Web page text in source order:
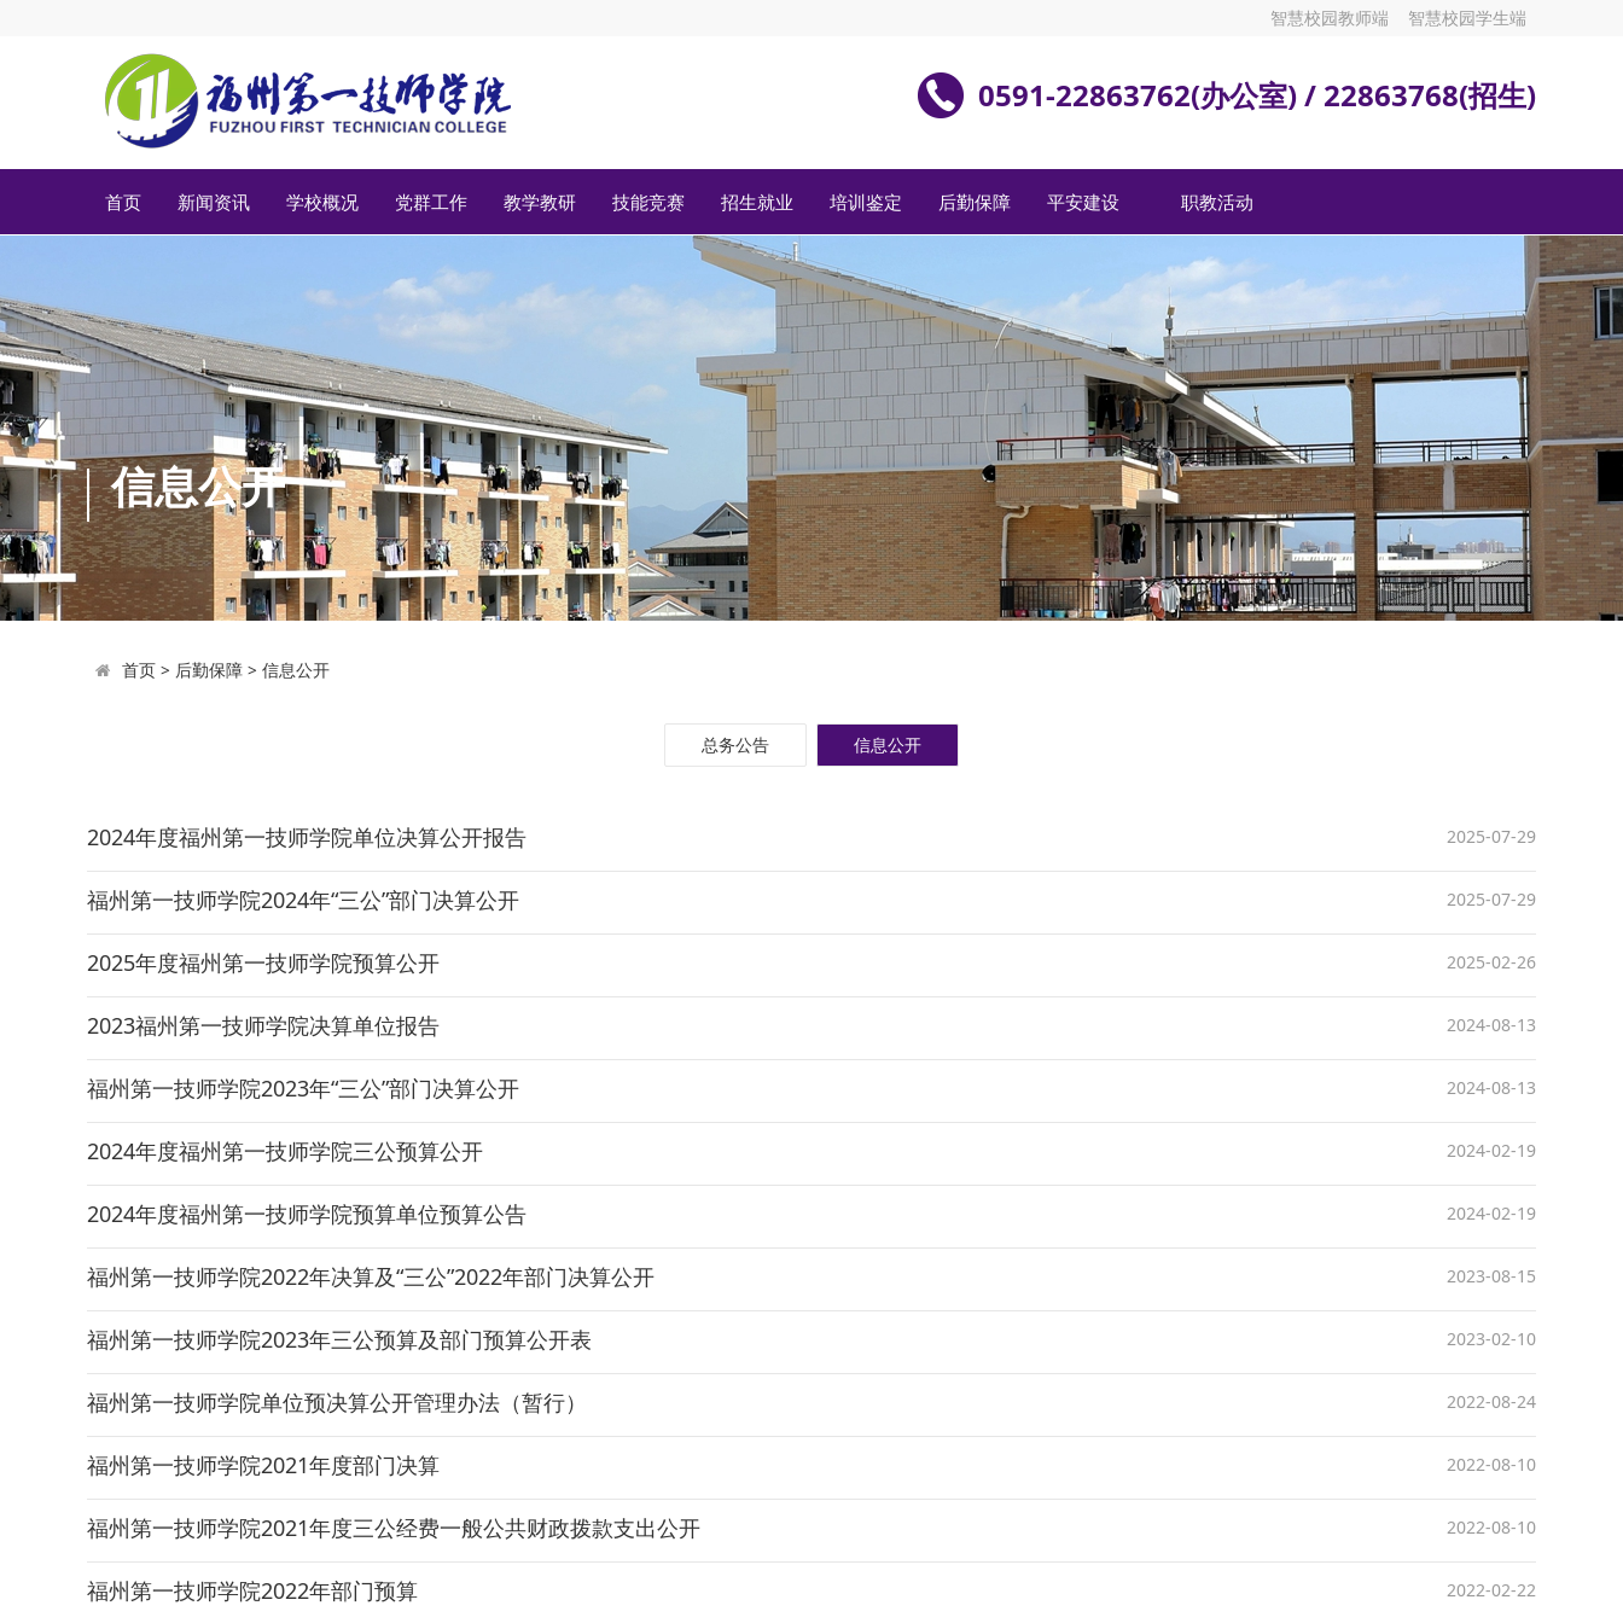
智慧校园教师端 智慧校园学生端
0591-22863762(办公室) / 22863768(招生)
首页 新闻资讯 学校概况 党群工作 教学教研 技能竞赛 招生就业 培训鉴定 后勤保障 平安建设 职教活动
信息公开
首页> 后勤保障> 信息公开
总务公告 信息公开
2024年度福州第一技师学院单位决算公开报告 2025-07-29
福州第一技师学院2024年“三公”部门决算公开 2025-07-29
2025年度福州第一技师学院预算公开 2025-02-26
2023福州第一技师学院决算单位报告 2024-08-13
福州第一技师学院2023年“三公”部门决算公开 2024-08-13
2024年度福州第一技师学院三公预算公开 2024-02-19
2024年度福州第一技师学院预算单位预算公告 2024-02-19
福州第一技师学院2022年决算及“三公”2022年部门决算公开 2023-08-15
福州第一技师学院2023年三公预算及部门预算公开表 2023-02-10
福州第一技师学院单位预决算公开管理办法（暂行） 2022-08-24
福州第一技师学院2021年度部门决算 2022-08-10
福州第一技师学院2021年度三公经费一般公共财政拨款支出公开 2022-08-10
福州第一技师学院2022年部门预算 2022-02-22